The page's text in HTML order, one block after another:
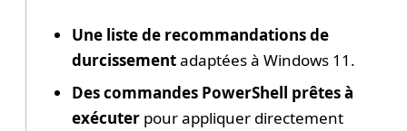
Une liste de recommandations de
durcissementadaptées à Windows 11.
Des commandes PowerShell prêtes à
exécuter pour appliquer directement